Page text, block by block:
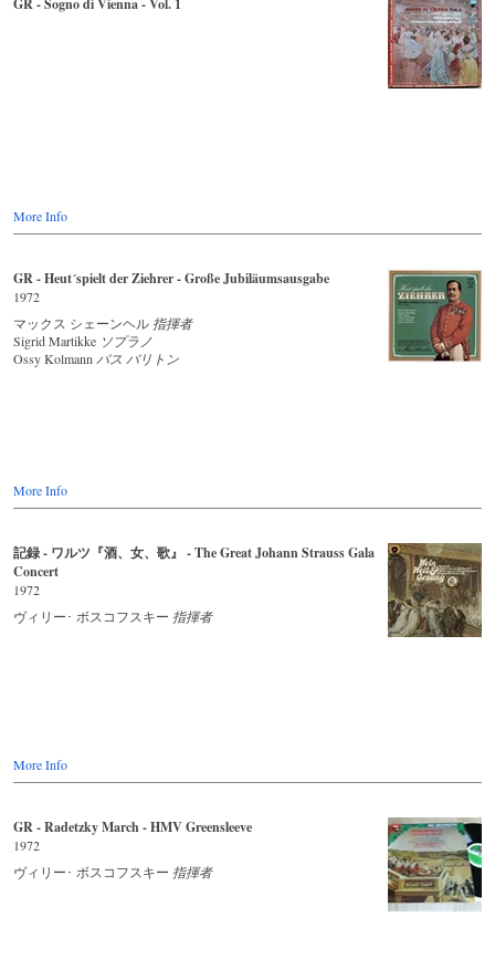
More Info
GR - Heut´spielt der Ziehrer - Große Jubiläumsausgabe
1972
マックス シェーンヘル 指揮者
Sigrid Martikke ソプラノ
Ossy Kolmann バス バリトン
More Info
記録 - ワルツ『酒、女、歌』 - The Great Johann Strauss Gala
Concert
1972
ヴィリー･ ボスコフスキー 指揮者
More Info
GR - Radetzky March - HMV Greensleeve
1972
ヴィリー･ ボスコフスキー 指揮者